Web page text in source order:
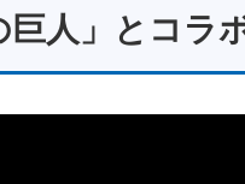
人」とコラ